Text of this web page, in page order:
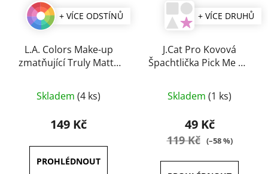
+ VÍCE ODSTÍNŮ
L.A. Colors Make-up
zmatňující Truly Matte
hodnocení
produktu
3,8
z
Skladem (4 ks)
149 Kč
+ VÍCE DRUHŮ
J.Cat Pro Kovová
Špachtlička Pick Me Up
hodnocení
produktu
je
Skladem (1 ks)
49 Kč
119 Kč (–58 %)